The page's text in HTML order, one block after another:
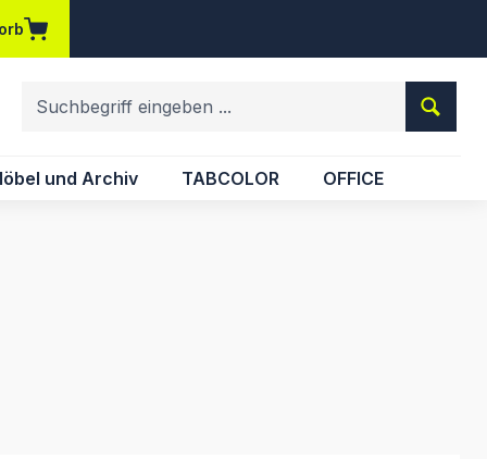
Merkzettel
und Archiv TABCOLOR OFFICE